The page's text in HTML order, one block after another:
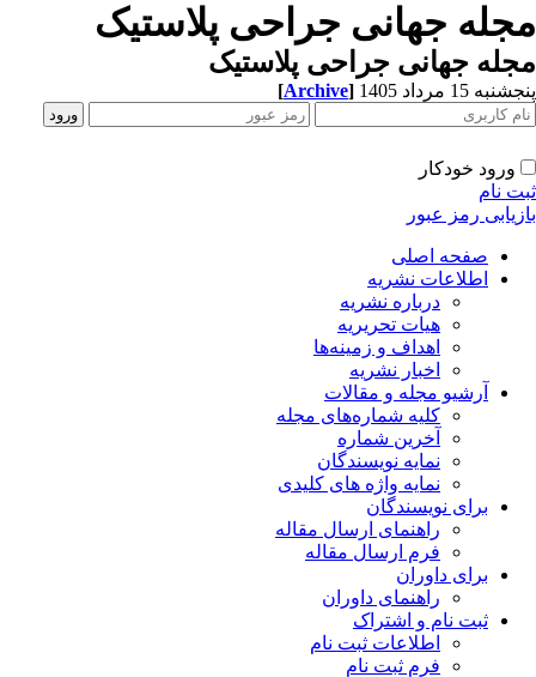
جهانی جراحی پلاستیک
جهانی جراحی پلاستیک
15 مرداد 1405 [Archive]
ورود خودکار
نام
رمز عبور
صفحه اصلی
اطلاعات نشریه
درباره نشریه
هیات تحریریه
اهداف و زمینه‌ها
اخبار نشریه
آرشیو مجله و مقالات
کلیه شماره‌های مجله
آخرین شماره
نمایه نویسندگان
نمایه واژه های کلیدی
برای نویسندگان
راهنمای ارسال مقاله
فرم ارسال مقاله
برای داوران
راهنمای داوران
ثبت نام و اشتراک
اطلاعات ثبت نام
فرم ثبت نام